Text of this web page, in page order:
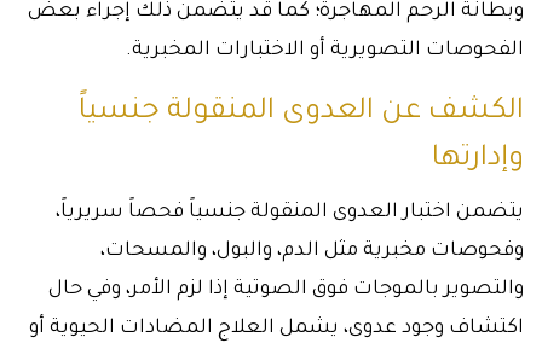
وبطانة الرحم المهاجرة؛ كما قد يتضمن ذلك إجراء بعض
الفحوصات التصويرية أو الاختبارات المخبرية.
الكشف عن العدوى المنقولة جنسياً
وإدارتها
يتضمن اختبار العدوى المنقولة جنسياً فحصاً سريرياً،
وفحوصات مخبرية مثل الدم، والبول، والمسحات،
والتصوير بالموجات فوق الصوتية إذا لزم الأمر، وفي حال
اكتشاف وجود عدوى، يشمل العلاج المضادات الحيوية أو